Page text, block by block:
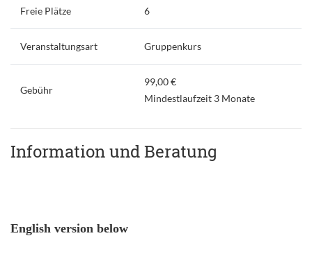
Freie Plätze 6
Veranstaltungsart Gruppenkurs
Gebühr
99,00 €
Mindestlaufzeit 3 Monate
Information und Beratung
English version below